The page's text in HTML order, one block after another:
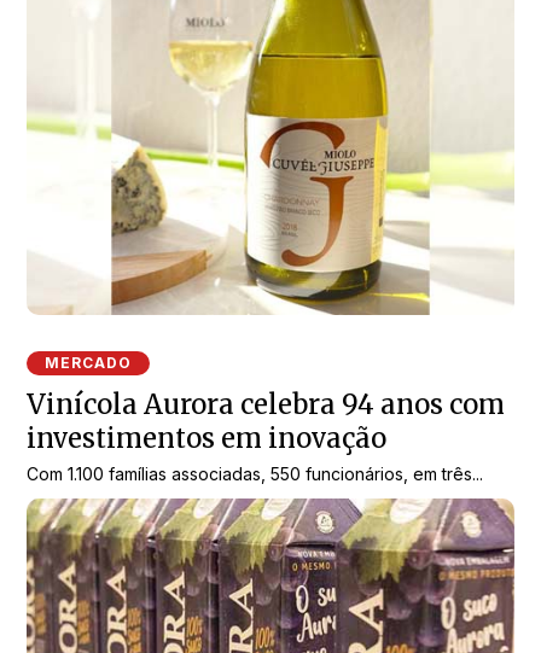
MERCADO
Vinícola Aurora celebra 94 anos com
investimentos em inovação
Com 1.100 famílias associadas, 550 funcionários, em três...